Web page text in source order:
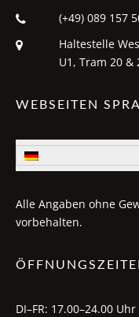
(+49) 089 157
Haltestelle
U1, Tram 20 &
WEBSEITEN
Alle Angaben ohne
vorbehalten.
DI–FR: 17.00–24.00 Uhr